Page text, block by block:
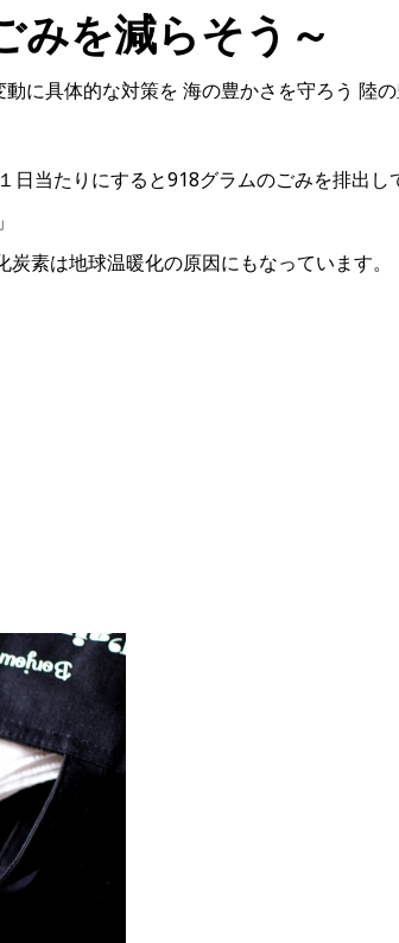
みを減らそう～
動に具体的な対策を 海の豊かさを守ろう 陸
当たりにすると918グラムのごみを排出し
」
素は地球温暖化の原因にもなっています。